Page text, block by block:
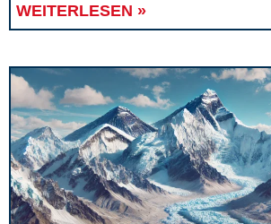
WEITERLESEN »